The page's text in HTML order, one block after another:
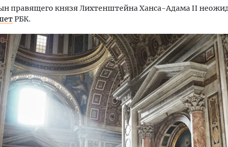
правящего князя Лихтенштейна Ханса-Адама II
РБК.